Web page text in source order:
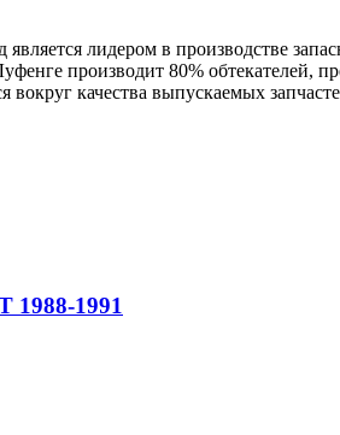
лидером в производстве
производит 80%
качества выпускаемых
1988-1991